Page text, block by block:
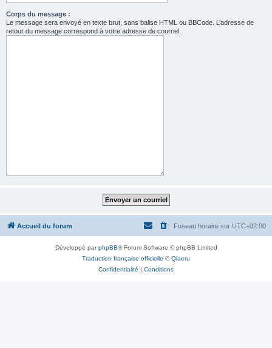
Corps du message :
Le message sera envoyé en texte brut, sans balise HTML ou BBCode. L’adresse de
retour du message correspond à votre adresse de courriel.
Accueil du forum Fuseau horaire sur UTC+02:00
Développé parphpBB® Forum Software © phpBB Limited
Traduction française officielle ©Qiaeru
Confidentialité | Conditions